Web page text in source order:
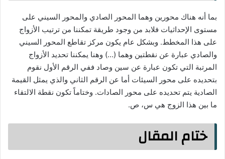
بما أنه هناك محورين وهما المحور الصادي والمحور السيني على
مستوى الإحداثيات فلابد من وجود طريقة تمكننا من ترتيب الأزواج
على هذا المخطط. وبشكل عام يكون مركز تقاطع المحور السيني
والصادي عبارة عن نقطتين وهما (…) وهنا يمكننا تحديد الأزواج
المرتبة التي تكون عبارة عن سين وصاد ففي الرقم الأول نقوم
بتحديده على محور السيئات أما عن الرقم الثاني والذي يمثل القيمة
الصادية يتم تحديده على محور الصادات. وختاماً تكون نقطة الالتقاء
ما بين هذا الزوج هي س، ص.
ختام المقال